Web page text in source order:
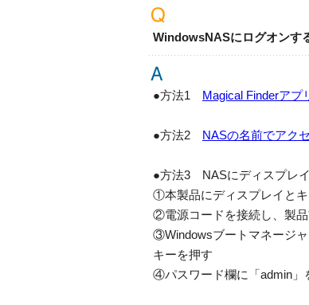
WindowsNASにログオンす
●方法1 Magical Finderアプ
●方法2 NASの名前でアク
●方法3 NASにディスプレ
①本製品にディスプレイと
②電源コードを接続し、製
③Windowsブートマネージ
キーを押す
④パスワード欄に「admin